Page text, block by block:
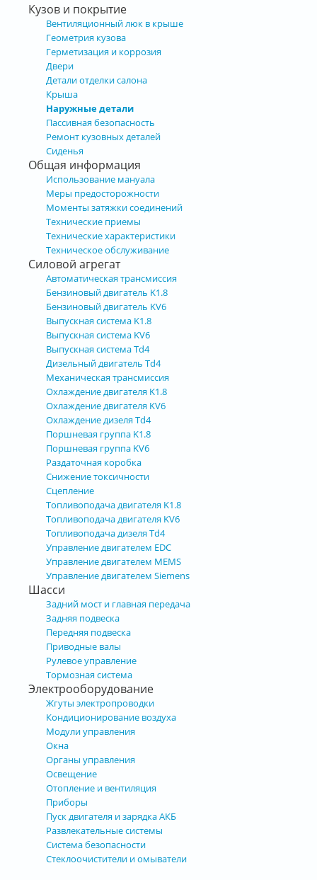
Кузов и покрытие
Вентиляционный люк в крыше
Геометрия кузова
Герметизация и коррозия
Двери
Детали отделки салона
Крыша
Наружные детали
Пассивная безопасность
Ремонт кузовных деталей
Сиденья
Общая информация
Использование мануала
Меры предосторожности
Моменты затяжки соединений
Технические приемы
Технические характеристики
Техническое обслуживание
Силовой агрегат
Автоматическая трансмиссия
Бензиновый двигатель K1.8
Бензиновый двигатель KV6
Выпускная система K1.8
Выпускная система KV6
Выпускная система Td4
Дизельный двигатель Td4
Механическая трансмиссия
Охлаждение двигателя K1.8
Охлаждение двигателя KV6
Охлаждение дизеля Td4
Поршневая группа K1.8
Поршневая группа KV6
Раздаточная коробка
Снижение токсичности
Сцепление
Топливоподача двигателя K1.8
Топливоподача двигателя KV6
Топливоподача дизеля Td4
Управление двигателем EDC
Управление двигателем MEMS
Управление двигателем Siemens
Шасси
Задний мост и главная передача
Задняя подвеска
Передняя подвеска
Приводные валы
Рулевое управление
Тормозная система
Электрооборудование
Жгуты электропроводки
Кондиционирование воздуха
Модули управления
Окна
Органы управления
Освещение
Отопление и вентиляция
Приборы
Пуск двигателя и зарядка АКБ
Развлекательные системы
Система безопасности
Стеклоочистители и омыватели